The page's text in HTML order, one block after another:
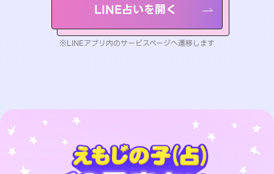
LINE占いを開く
※LINEアプリ内のサービスページへ遷移します